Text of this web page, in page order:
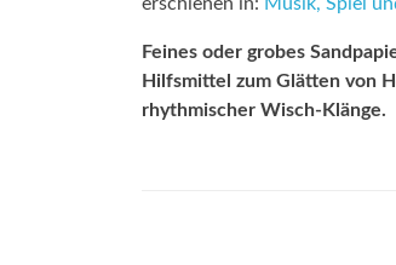
Feines oder grobes
Hilfsmittel zum Glätten von
rhythmischer Wisch-Klänge.